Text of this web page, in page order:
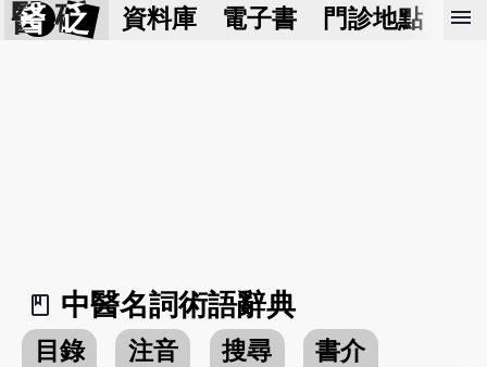
醫 砭 資料庫 電子書 門診地點 預
menu
book_2
中醫名詞術語辭典
目錄 注音 搜尋
書介